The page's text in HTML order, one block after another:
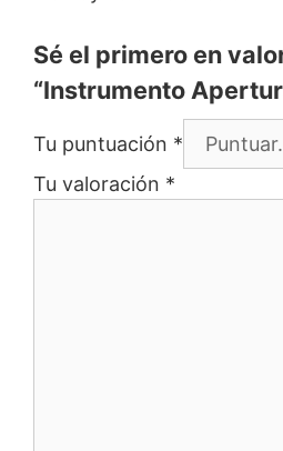
Sé el primero en
“Instrumento
Tu puntuación *
Tu valoración *